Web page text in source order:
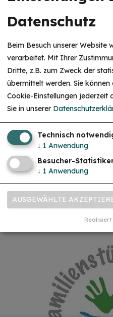
Vortrags- und
Do. 10.09.26
Baby- & Kleinkindschlaf
Workshops & Seminare
Do. 17.09.26
"Wie Familienleben
gesehen werden"
Bedürfnisorientiert leben, ohne
HINWEIS
Christkind &
Datenschutz
Beim Besuch unserer Website
verarbeitet. Mit Ihrer
Dritte, z.B. zum Zweck der
übermittelt werden. Sie
Cookie-Einstellungen jederzeit
Sie in unserer
Technisch
↓ 1 Anwendung
Besucher-
↓ 1 Anwendung
AUSGEWÄHLTE